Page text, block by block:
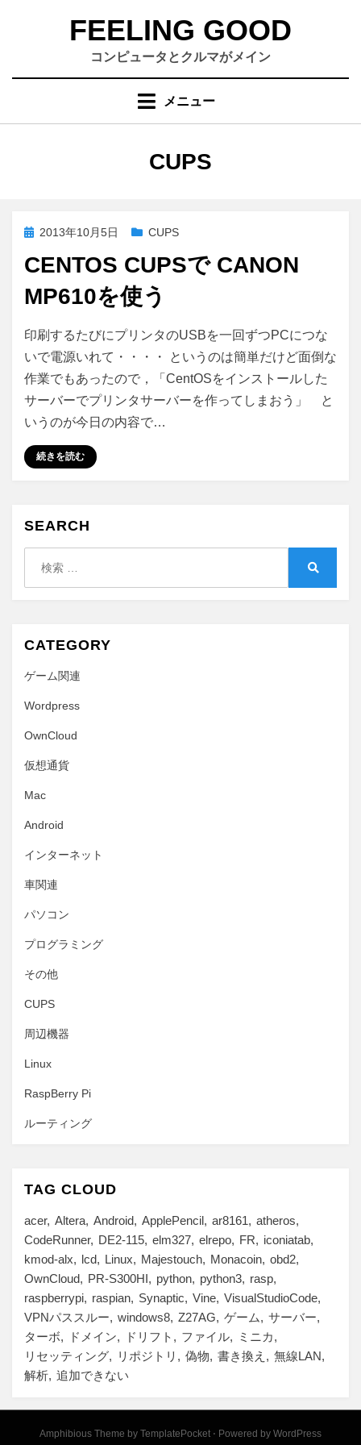
FEELING GOOD
コンピュータとクルマがメイン
メニュー
タグ
:
CUPS
投
日:
2013年10月5日 CUPS
CENTOS CUPSで CANON
MP610を使う
投稿者 さいこる
CentOS
CUPS
で
Canon
MP610
を
う
に
コメント
印刷するたびにプリンタのUSBを一回ずつPCにつな
いで電源いれて・・・・ というのは簡単だけど面倒な
作業でもあったので，「CentOSをインストールした
サーバーでプリンタサーバーを作ってしまおう」 と
いうのが今日の内容で…
続きを読む
SEARCH
CATEGORY
ゲーム関連
Wordpress
OwnCloud
仮想通貨
Mac
Android
インターネット
車関連
パソコン
プログラミング
その他
CUPS
周辺機器
Linux
RaspBerry Pi
ルーティング
TAG CLOUD
acer Altera Android ApplePencil ar8161
atheros
CodeRunner
DE2-115 elm327 elrepo FR
iconiatab
kmod-alx
lcd Linux Majestouch Monacoin obd2
OwnCloud
PR-S300HI python python3
rasp
raspberrypi
raspian Synaptic Vine VisualStudioCode
VPNパススルー
windows8 Z27AG ゲーム
サーバー
ターボ
ドメイン ドリフト ファイル
ミニカ
リセッティング
リポジトリ 偽物 書き換え
無線LAN
解析 追加できない
Amphibious Theme by TemplatePocket ⋅ Powered by WordPress